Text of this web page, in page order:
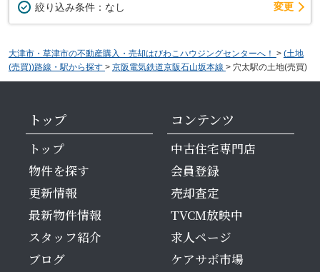
絞り込み条件： なし 変更
大津市・草津市の不動産購入・売却はびわこハウジングセンターへ！ > (土地
(売買))路線・駅から探す > 京阪電気鉄道京阪石山坂本線 > 穴太駅の土地(売買)
トップ
トップ
物件を探す
更新情報
最新物件情報
スタッフ紹介
ブログ
コンテンツ
中古住宅専門店
会員登録
売却査定
TVCM放映中
求人ページ
ケアサポ市場